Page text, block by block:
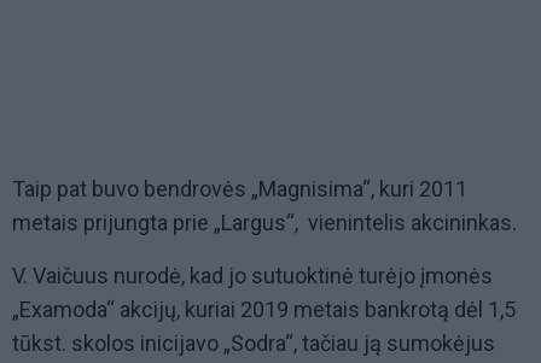
Taip pat buvo bendrovės „Magnisima“, kuri 2011
metais prijungta prie „Largus“, vienintelis akcininkas.
V. Vaičuus nurodė, kad jo sutuoktinė turėjo įmonės
„Examoda“ akcijų, kuriai 2019 metais bankrotą dėl 1,5
tūkst. skolos inicijavo „Sodra“, tačiau ją sumokėjus